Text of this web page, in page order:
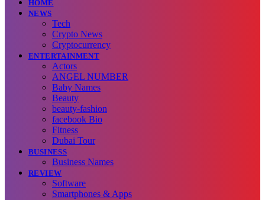
HOME
NEWS
Tech
Crypto News
Cryptocurrency
ENTERTAINMENT
Actors
ANGEL NUMBER
Baby Names
Beauty
beauty-fashion
facebook Bio
Fitness
Dubai Tour
BUSINESS
Business Names
REVIEW
Software
Smartphones & Apps